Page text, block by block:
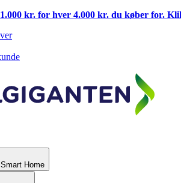
kr. for hver 4.000 kr. du køber for.
Home